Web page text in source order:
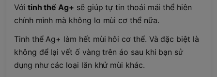
Với tinh thể Ag+ sẽ giúp tự tin thoải mái thể hiên
chính mình mà không lo mùi cơ thể nữa.
Tinh thể Ag+ làm hết mùi hôi cơ thể. Và đặc biệt là
không để lại vết ố vàng trên áo sau khi bạn sử
dụng như các loại lăn khử mùi khác.